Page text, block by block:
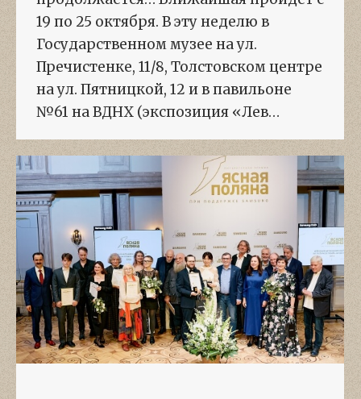
19 по 25 октября. В эту неделю в
Государственном музее на ул.
Пречистенке, 11/8, Толстовском центре
на ул. Пятницкой, 12 и в павильоне
№61 на ВДНХ (экспозиция «Лев…